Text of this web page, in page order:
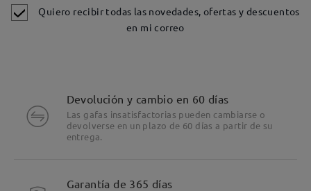
Detalles
Quiero recibir todas las novedades, ofertas y descuentos
en mi correo
Devolución y cambio en 60 días
Las gafas insatisfactorias pueden cambiarse o
devolverse en un plazo de 60 días a partir de su
entrega.
Garantía de 365 días